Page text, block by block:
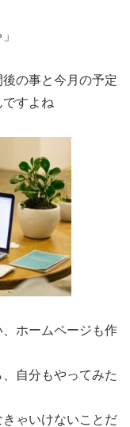
の事と今月の予定
すよね
ホームページも作
自分もやってみた
ゃいけないことだ